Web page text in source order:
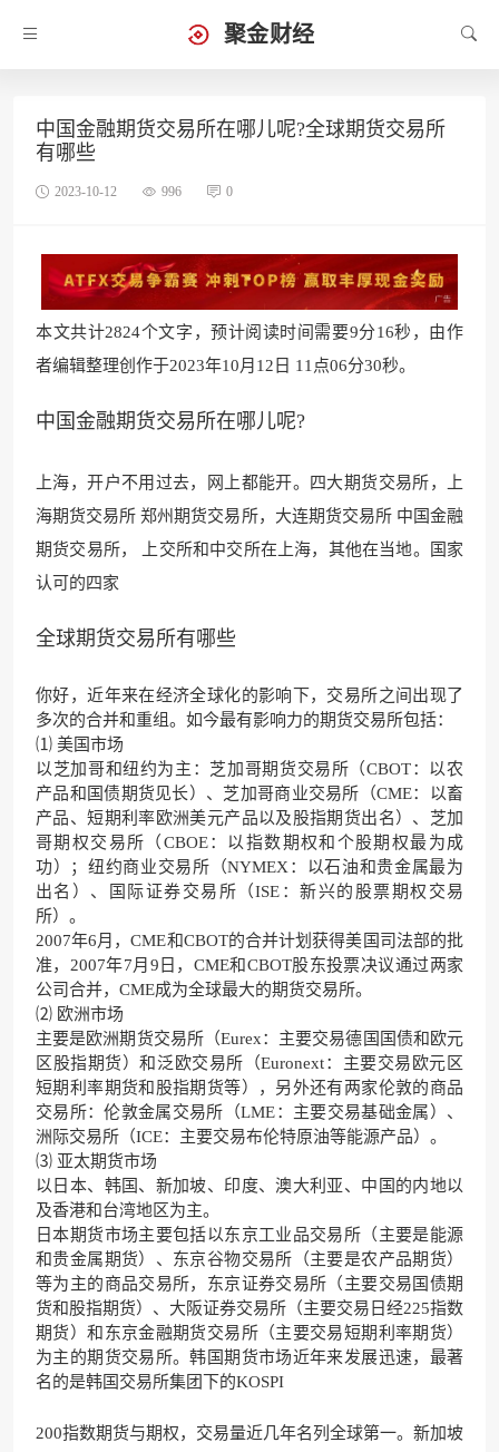
聚金财经
中国金融期货交易所在哪儿呢?全球期货交易所
有哪些
2023-10-12 996 0
本文共计2824个文字，预计阅读时间需要9分16秒，由作
者编辑整理创作于2023年10月12日 11点06分30秒。
中国金融期货交易所在哪儿呢?
上海，开户不用过去，网上都能开。四大期货交易所，上
海期货交易所 郑州期货交易所，大连期货交易所 中国金融
期货交易所， 上交所和中交所在上海，其他在当地。国家
认可的四家
全球期货交易所有哪些
你好，近年来在经济全球化的影响下，交易所之间出现了
多次的合并和重组。如今最有影响力的期货交易所包括：
⑴ 美国市场
以芝加哥和纽约为主：芝加哥期货交易所（CBOT：以农
产品和国债期货见长）、芝加哥商业交易所（CME：以畜
产品、短期利率欧洲美元产品以及股指期货出名）、芝加
哥期权交易所（CBOE：以指数期权和个股期权最为成
功）；纽约商业交易所（NYMEX：以石油和贵金属最为
出名）、国际证券交易所（ISE：新兴的股票期权交易
所）。
2007年6月，CME和CBOT的合并计划获得美国司法部的批
准，2007年7月9日，CME和CBOT股东投票决议通过两家
公司合并，CME成为全球最大的期货交易所。
⑵ 欧洲市场
主要是欧洲期货交易所（Eurex：主要交易德国国债和欧元
区股指期货）和泛欧交易所（Euronext：主要交易欧元区
短期利率期货和股指期货等），另外还有两家伦敦的商品
交易所：伦敦金属交易所（LME：主要交易基础金属）、
洲际交易所（ICE：主要交易布伦特原油等能源产品）。
⑶ 亚太期货市场
以日本、韩国、新加坡、印度、澳大利亚、中国的内地以
及香港和台湾地区为主。
日本期货市场主要包括以东京工业品交易所（主要是能源
和贵金属期货）、东京谷物交易所（主要是农产品期货）
等为主的商品交易所，东京证券交易所（主要交易国债期
货和股指期货）、大阪证券交易所（主要交易日经225指数
期货）和东京金融期货交易所（主要交易短期利率期货）
为主的期货交易所。韩国期货市场近年来发展迅速，最著
名的是韩国交易所集团下的KOSPI
200指数期货与期权，交易量近几年名列全球第一。新加坡